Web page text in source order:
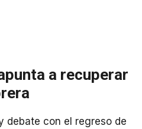
a recuperar
debate con el regreso de